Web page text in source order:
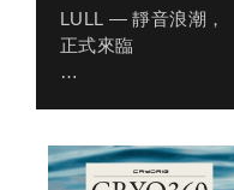
LULL — 靜音浪潮，
正式來臨
LULL，一款前所未見
的「機殼整合式液冷